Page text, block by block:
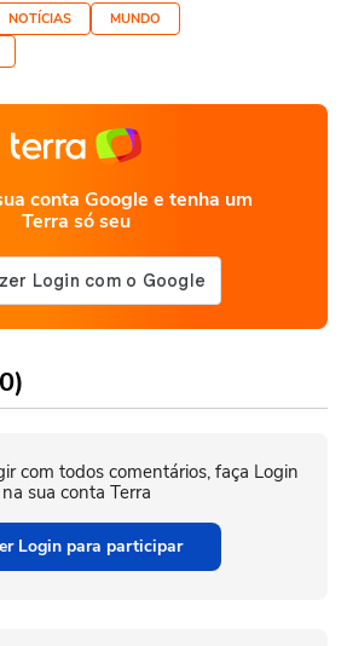
NOTÍCIAS
MUNDO
conta Google e tenha um
Terra só seu
com todos comentários, faça Login
na sua conta Terra
Login para participar